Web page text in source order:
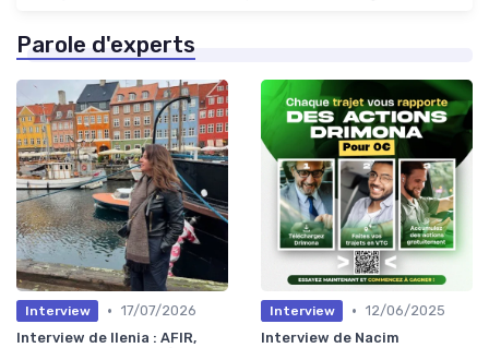
Parole d'experts
Interview • 17/07/2026
Interview de Ilenia : AFIR,
Interview • 12/06/2025
Interview de Nacim